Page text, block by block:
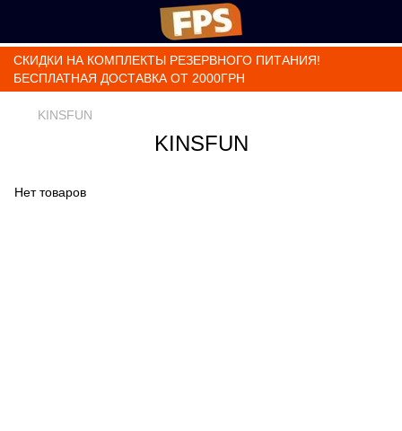
СКИДКИ НА КОМПЛЕКТЫ РЕЗЕРВНОГО ПИТАНИЯ!
БЕСПЛАТНАЯ ДОСТАВКА ОТ 2000ГРН
KINSFUN
KINSFUN
Нет товаров